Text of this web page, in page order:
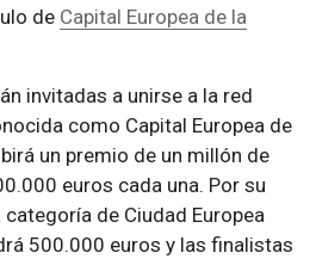
de Capital Europea de la
invitadas a unirse a la red
como Capital Europea de
un premio de un millón de
euros cada una. Por su
de Ciudad Europea
500.000 euros y las finalistas